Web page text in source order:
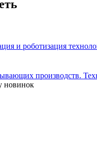
и роботизация
производств.
новинок